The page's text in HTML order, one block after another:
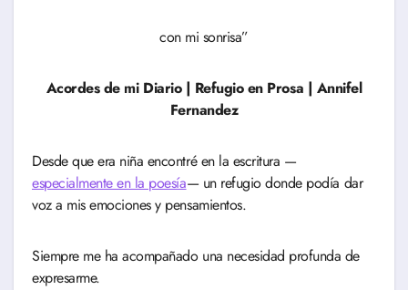
con mi sonrisa”
Acordes de mi Diario | Refugio en Prosa | Annifel
Fernandez
Desde que era niña encontré en la escritura —
especialmente en la poesía— un refugio donde podía dar
voz a mis emociones y pensamientos.
Siempre me ha acompañado una necesidad profunda de
expresarme.